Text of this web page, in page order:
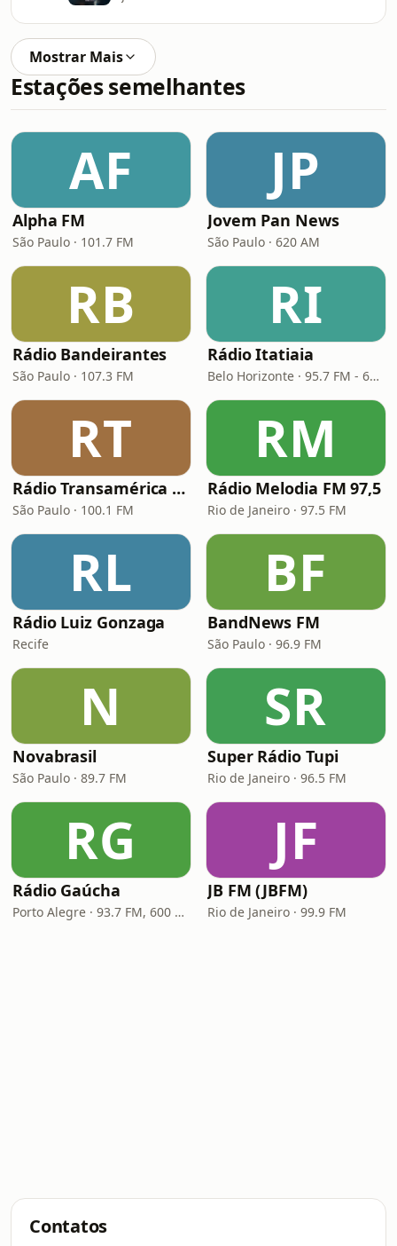
Mostrar Mais
Estações semelhantes
AF
Alpha FM
São Paulo · 101.7 FM
JP
Jovem Pan News
São Paulo · 620 AM
RB
Rádio Bandeirantes
São Paulo · 107.3 FM
RI
Rádio Itatiaia
Belo Horizonte · 95.7 FM - 610 AM
RT
Rádio Transamérica (TMC)
São Paulo · 100.1 FM
RM
Rádio Melodia FM 97,5
Rio de Janeiro · 97.5 FM
RL
Rádio Luiz Gonzaga
Recife
BF
BandNews FM
São Paulo · 96.9 FM
N
Novabrasil
São Paulo · 89.7 FM
SR
Super Rádio Tupi
Rio de Janeiro · 96.5 FM
RG
Rádio Gaúcha
Porto Alegre · 93.7 FM, 600 AM
JF
JB FM (JBFM)
Rio de Janeiro · 99.9 FM
Contatos